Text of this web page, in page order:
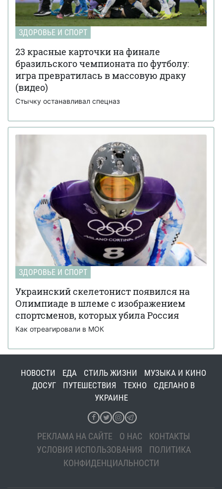
ЗДОРОВЬЕ И СПОРТ
23 красные карточки на финале
бразильского чемпионата по футболу:
игра превратилась в массовую драку
(видео)
Стычку останавливал спецназ
ЗДОРОВЬЕ И СПОРТ
Украинский скелетонист появился на
Олимпиаде в шлеме с изображением
спортсменов, которых убила Россия
Как отреагировали в МОК
НОВОСТИ ЕДА СТИЛЬ ЖИЗНИ
МУЗЫКА И КИНО
ДОСУГ
ПУТЕШЕСТВИЯ ТЕХНО
СДЕЛАНО В
УКРАИНЕ
РЕКЛАМА НА САЙТЕ О НАС
КОНТАКТЫ
УСЛОВИЯ ИСПОЛЬЗОВАНИЯ
ПОЛИТИКА
КОНФИДЕНЦИАЛЬНОСТИ